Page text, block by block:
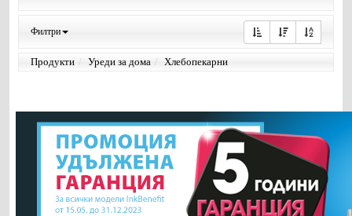
Филтри
Продукти Уреди за дома Хлебопекарни